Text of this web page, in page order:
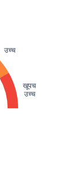
उच्च
खूपच
उच्च